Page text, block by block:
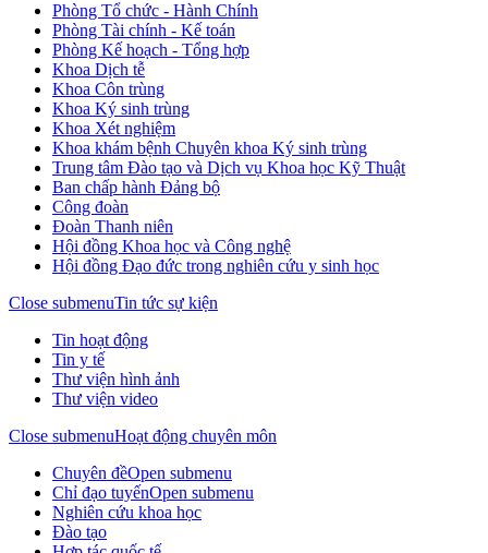
Phòng Tổ chức - Hành Chính
Phòng Tài chính - Kế toán
Phòng Kế hoạch - Tổng hợp
Khoa Dịch tễ
Khoa Côn trùng
Khoa Ký sinh trùng
Khoa Xét nghiệm
Khoa khám bệnh Chuyên khoa Ký sinh trùng
Trung tâm Đào tạo và Dịch vụ Khoa học Kỹ Thuật
Ban chấp hành Đảng bộ
Công đoàn
Đoàn Thanh niên
Hội đồng Khoa học và Công nghệ
Hội đồng Đạo đức trong nghiên cứu y sinh học
Close submenuTin tức sự kiện
Tin hoạt động
Tin y tế
Thư viện hình ảnh
Thư viện video
Close submenuHoạt động chuyên môn
Chuyên đềOpen submenu
Chỉ đạo tuyếnOpen submenu
Nghiên cứu khoa học
Đào tạo